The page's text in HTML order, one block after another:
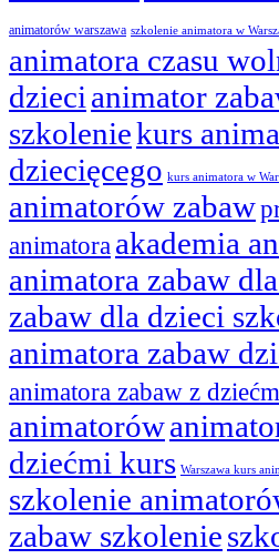
animatorów warszawa szkolenie animatora w
animatora czasu
dzieci animator
szkoleniekurs
dziecięcego kurs animatora w
animatorów zabaw
animatora akademia
animatora zabaw
zabaw dla dzieci
animatora zabaw
animatora zabaw z
animatorów
dziećmi kurs Warszawa kurs
szkolenie
zabaw szkolenie